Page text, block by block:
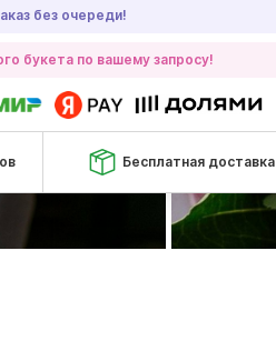
без очереди!
букета по вашему запросу!
Бесплатная доставка